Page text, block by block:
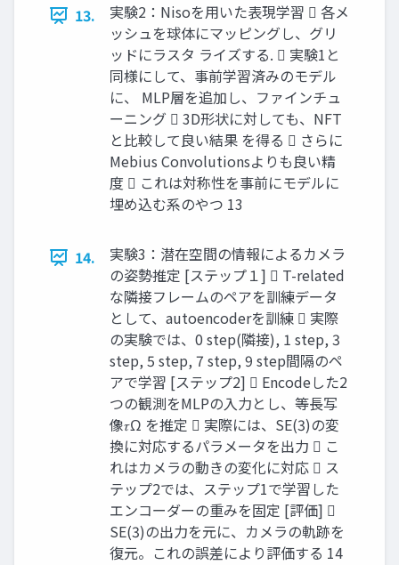
13.
実験2：Nisoを用いた表現学習  各メ
ッシュを球体にマッピングし、グリ
ッドにラスタ ライズする.  実験1と
同様にして、事前学習済みのモデル
に、 MLP層を追加し、ファインチュ
ーニング  3D形状に対しても、NFT
と比較して良い結果 を得る  さらに
Mebius Convolutionsよりも良い精
度  これは対称性を事前にモデルに
埋め込む系のやつ 13
14.
実験3：潜在空間の情報によるカメラ
の姿勢推定 [ステップ１]  T-related
な隣接フレームのペアを訓練データ
として、autoencoderを訓練  実際
の実験では、0 step(隣接), 1 step, 3
step, 5 step, 7 step, 9 step間隔のペ
アで学習 [ステップ2]  Encodeした2
つの観測をMLPの入力とし、等長写
像𝜏Ω を推定  実際には、SE(3)の変
換に対応するパラメータを出力  こ
れはカメラの動きの変化に対応  ス
テップ2では、ステップ1で学習した
エンコーダーの重みを固定 [評価] 
SE(3)の出力を元に、カメラの軌跡を
復元。これの誤差により評価する 14